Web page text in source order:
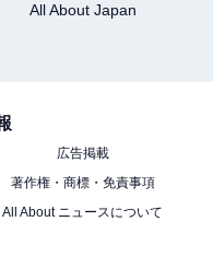
All About Japan
広告掲載
著作権・商標・免責事項
All About ニュースについて